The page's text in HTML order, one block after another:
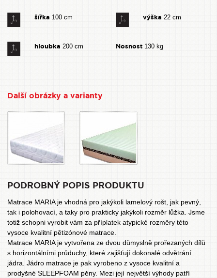
šířka 100 cm výška 22 cm
hloubka 200 cm Nosnost 130 kg
Další obrázky a varianty
PODROBNÝ POPIS PRODUKTU
Matrace MARIA je vhodná pro jakýkoli lamelový rošt, jak pevný,
tak i polohovací, a taky pro prakticky jakýkoli rozměr lůžka. Jsme
totiž schopni vyrobit vám za příplatek atypické rozměry této
vysoce kvalitní pětizónové matrace.
Matrace MARIA je vytvořena ze dvou důmyslně prořezaných dílů
s horizontálními průduchy, které zajišťují dokonalé odvětrání
jádra. Jádro matrace je pak vyrobeno z vysoce kvalitní a
prodyšné SLEEPFOAM pěny. Mezi její největší výhody patří